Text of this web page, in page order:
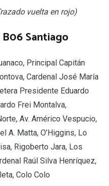
vuelta en rojo)
Santiago
Principal Capitán
Cardenal José María
Presidente Eduardo
Frei Montalva,
Av. Américo Vespucio,
A. Matta, O’Higgins, Lo
Rigoberto Jara, Los
Raúl Silva Henríquez,
Colo Colo